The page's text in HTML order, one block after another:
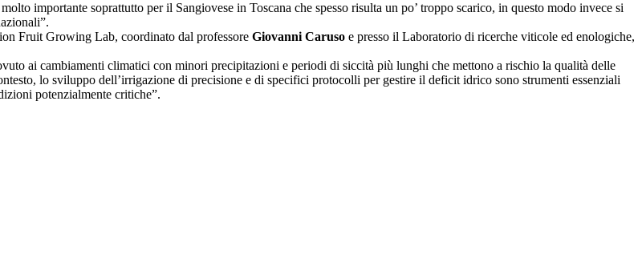
importante soprattutto per il Sangiovese in Toscana che spesso risulta un po’ troppo scarico, in questo modo invece si
Fruit Growing Lab, coordinato dal professore Giovanni Caruso e presso il Laboratorio di ricerche viticole ed enologiche,
ai cambiamenti climatici con minori precipitazioni e periodi di siccità più lunghi che mettono a rischio la qualità delle
lo sviluppo dell’irrigazione di precisione e di specifici protocolli per gestire il deficit idrico sono strumenti essenziali
potenzialmente critiche”.